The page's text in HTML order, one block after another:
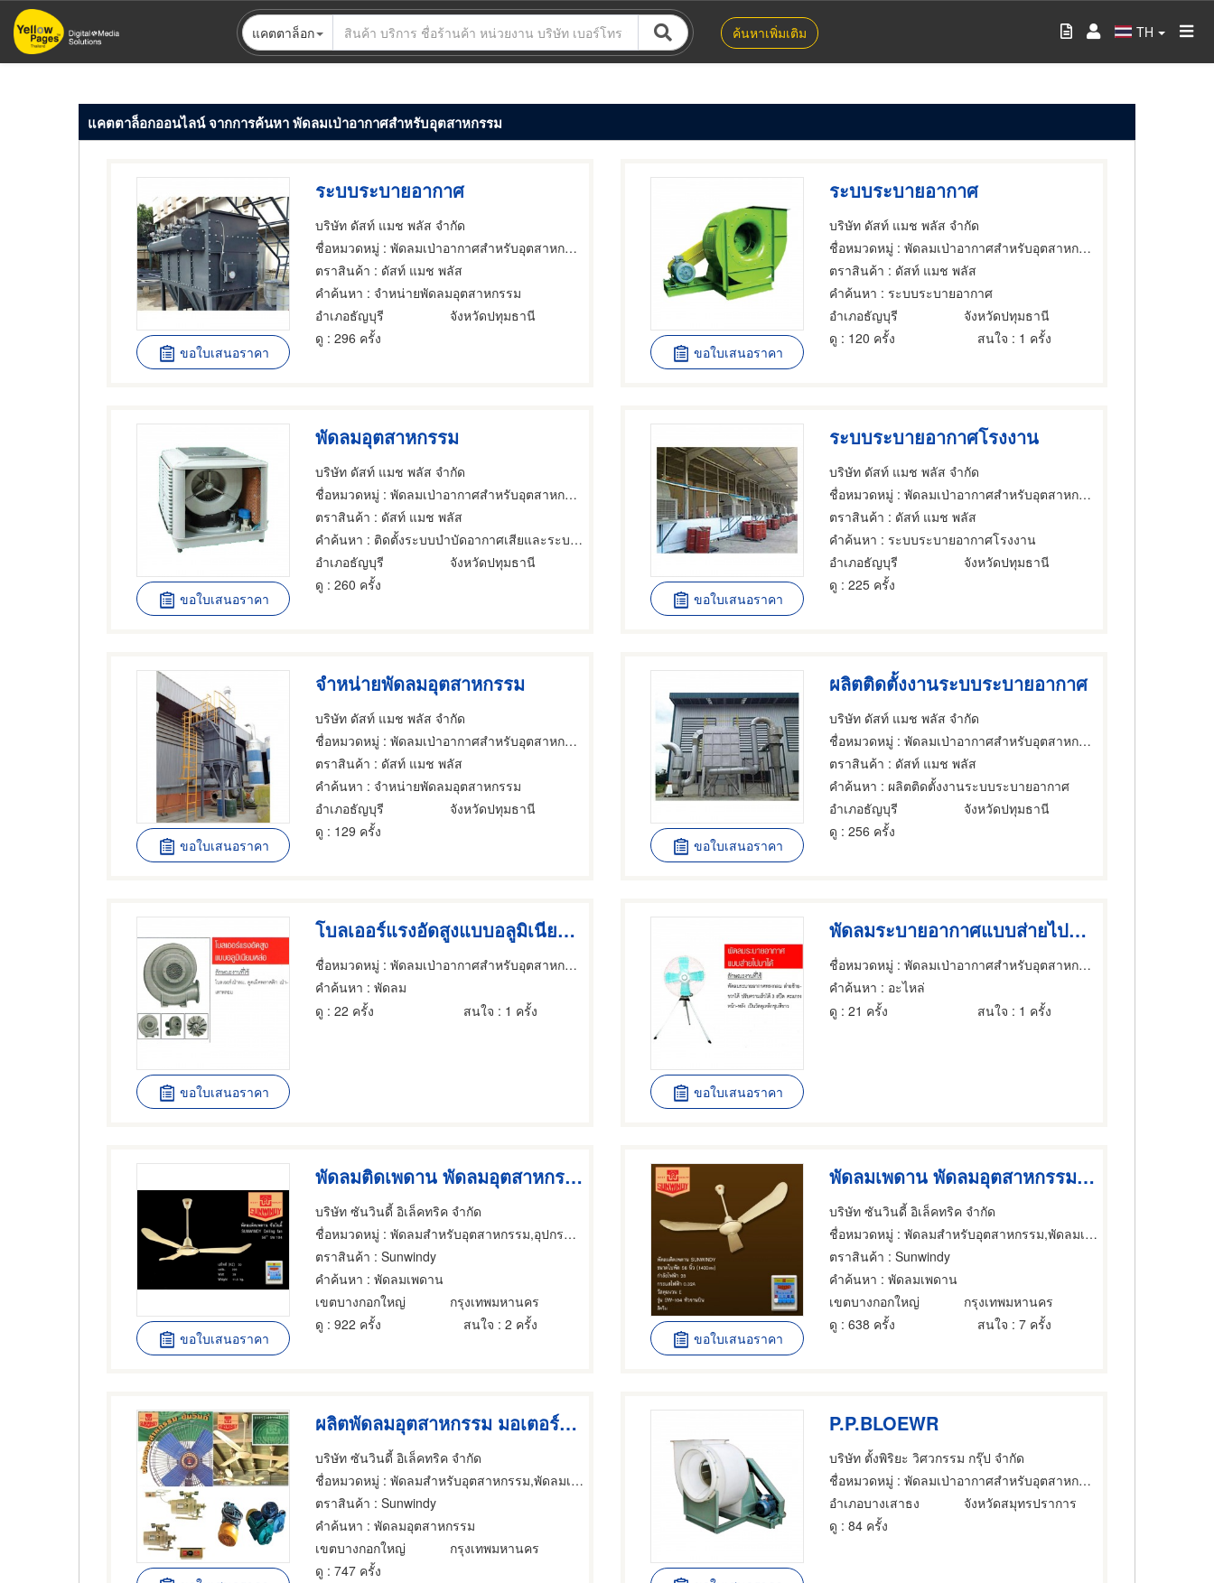
ข้าม
ไป
แคตตาล็อก ค้นหาเพิ่มเติม TH
แคตตาล็อกออนไลน์ จากการค้นหา พัดลมเป่าอากาศสำหรับอุตสาหกรรม
ขอใบเสนอราคา
ระบบระบายอากาศ
บริษัท ดัสท์ แมช พลัส จำกัด
ชื่อหมวดหมู่ : พัดลมเป่าอากาศสำหรับอุตสาหกรรม
ตราสินค้า : ดัสท์ แมช พลัส
คำค้นหา : จำหน่ายพัดลมอุตสาหกรรม
อำเภอธัญบุรี
จังหวัดปทุมธานี
ดู : 296 ครั้ง
ขอใบเสนอราคา
ระบบระบายอากาศ
บริษัท ดัสท์ แมช พลัส จำกัด
ชื่อหมวดหมู่ : พัดลมเป่าอากาศสำหรับอุตสาหกรรม
ตราสินค้า : ดัสท์ แมช พลัส
คำค้นหา : ระบบระบายอากาศ
อำเภอธัญบุรี
จังหวัดปทุมธานี
ดู : 120 ครั้ง สนใจ : 1 ครั้ง
ขอใบเสนอราคา
พัดลมอุตสาหกรรม
บริษัท ดัสท์ แมช พลัส จำกัด
ชื่อหมวดหมู่ : พัดลมเป่าอากาศสำหรับอุตสาหกรรม
ตราสินค้า : ดัสท์ แมช พลัส
คำค้นหา : ติดตั้งระบบบำบัดอากาศเสียและระบบระบายอากาศ
อำเภอธัญบุรี
จังหวัดปทุมธานี
ดู : 260 ครั้ง
ขอใบเสนอราคา
ระบบระบายอากาศโรงงาน
บริษัท ดัสท์ แมช พลัส จำกัด
ชื่อหมวดหมู่ : พัดลมเป่าอากาศสำหรับอุตสาหกรรม
ตราสินค้า : ดัสท์ แมช พลัส
คำค้นหา : ระบบระบายอากาศโรงงาน
อำเภอธัญบุรี
จังหวัดปทุมธานี
ดู : 225 ครั้ง
ขอใบเสนอราคา
จำหน่ายพัดลมอุตสาหกรรม
บริษัท ดัสท์ แมช พลัส จำกัด
ชื่อหมวดหมู่ : พัดลมเป่าอากาศสำหรับอุตสาหกรรม
ตราสินค้า : ดัสท์ แมช พลัส
คำค้นหา : จำหน่ายพัดลมอุตสาหกรรม
อำเภอธัญบุรี
จังหวัดปทุมธานี
ดู : 129 ครั้ง
ขอใบเสนอราคา
ผลิตติดตั้งงานระบบระบายอากาศ
บริษัท ดัสท์ แมช พลัส จำกัด
ชื่อหมวดหมู่ : พัดลมเป่าอากาศสำหรับอุตสาหกรรม
ตราสินค้า : ดัสท์ แมช พลัส
คำค้นหา : ผลิตติดตั้งงานระบบระบายอากาศ
อำเภอธัญบุรี
จังหวัดปทุมธานี
ดู : 256 ครั้ง
ขอใบเสนอราคา
โบลเออร์แรงอัดสูงแบบอลูมิเนียมหล่อ
ชื่อหมวดหมู่ : พัดลมเป่าอากาศสำหรับอุตสาหกรรม
คำค้นหา : พัดลม
ดู : 22 ครั้ง สนใจ : 1 ครั้ง
ขอใบเสนอราคา
พัดลมระบายอากาศแบบส่ายไปมาได้
ชื่อหมวดหมู่ : พัดลมเป่าอากาศสำหรับอุตสาหกรรม
คำค้นหา : อะไหล่
ดู : 21 ครั้ง สนใจ : 1 ครั้ง
ขอใบเสนอราคา
พัดลมติดเพดาน พัดลมอุตสาหกรรม ผลิตพัดลม
บริษัท ซันวินดี้ อิเล็คทริค จำกัด
ชื่อหมวดหมู่ : พัดลมสำหรับอุตสาหกรรม,อุปกรณ์ควบคุมสำหรับอากาศเสียในโรงงาน,พัดลมเป่าอากาศสำหรับอุตสาหกรรม
ตราสินค้า : Sunwindy
คำค้นหา : พัดลมเพดาน
เขตบางกอกใหญ่
กรุงเทพมหานคร
ดู : 922 ครั้ง สนใจ : 2 ครั้ง
ขอใบเสนอราคา
พัดลมเพดาน พัดลมอุตสาหกรรม ปั๊มน้ำ
บริษัท ซันวินดี้ อิเล็คทริค จำกัด
ชื่อหมวดหมู่ : พัดลมสำหรับอุตสาหกรรม,พัดลมเป่าอากาศสำหรับอุตสาหกรรม,อุปกรณ์ควบคุมสำหรับอากาศเสียในโรงงาน
ตราสินค้า : Sunwindy
คำค้นหา : พัดลมเพดาน
เขตบางกอกใหญ่
กรุงเทพมหานคร
ดู : 638 ครั้ง สนใจ : 7 ครั้ง
ผลิตพัดลมอุตสาหกรรม มอเตอร์จักรอุตสาหกรรม ปั๊มน้ำ
บริษัท ซันวินดี้ อิเล็คทริค จำกัด
ชื่อหมวดหมู่ : พัดลมสำหรับอุตสาหกรรม,พัดลมเป่าอากาศสำหรับอุตสาหกรรม,อุปกรณ์ควบคุมสำหรับอากาศเสียในโรงงาน
ตราสินค้า : Sunwindy
คำค้นหา : พัดลมอุตสาหกรรม
เขตบางกอกใหญ่
กรุงเทพมหานคร
ดู : 747 ครั้ง
P.P.BLOEWR
บริษัท ตั้งพิริยะ วิศวกรรม กรุ๊ป จำกัด
ชื่อหมวดหมู่ : พัดลมเป่าอากาศสำหรับอุตสาหกรรม
อำเภอบางเสาธง
จังหวัดสมุทรปราการ
ดู : 84 ครั้ง